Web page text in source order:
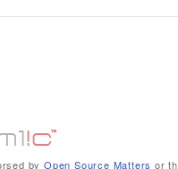
byOpen Source Matters or